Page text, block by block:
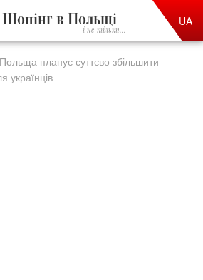
Шопінг в Польщі
і не тільки...
UA
Польща планує суттєво збільшити
українців